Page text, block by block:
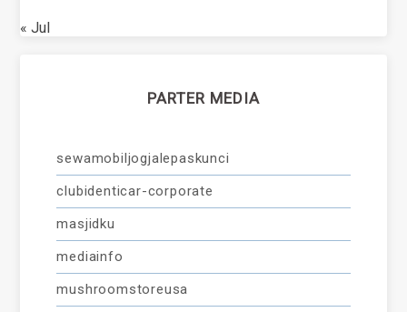
« Jul
PARTER MEDIA
sewamobiljogjalepaskunci
clubidenticar-corporate
masjidku
mediainfo
mushroomstoreusa